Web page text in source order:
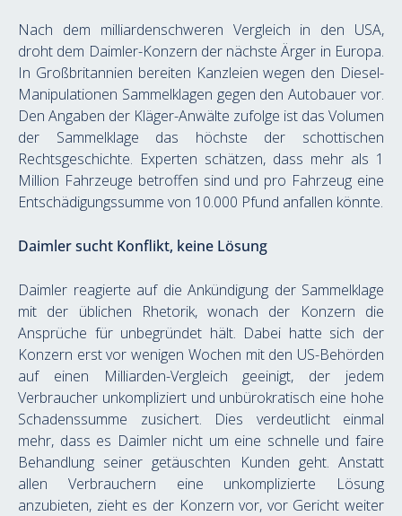
Nach dem milliardenschweren Vergleich in den USA,
droht dem Daimler-Konzern der nächste Ärger in Europa.
In Großbritannien bereiten Kanzleien wegen den Diesel-
Manipulationen Sammelklagen gegen den Autobauer vor.
Den Angaben der Kläger-Anwälte zufolge ist das Volumen
der Sammelklage das höchste der schottischen
Rechtsgeschichte. Experten schätzen, dass mehr als 1
Million Fahrzeuge betroffen sind und pro Fahrzeug eine
Entschädigungssumme von 10.000 Pfund anfallen könnte.
Daimler sucht Konflikt, keine Lösung
Daimler reagierte auf die Ankündigung der Sammelklage
mit der üblichen Rhetorik, wonach der Konzern die
Ansprüche für unbegründet hält. Dabei hatte sich der
Konzern erst vor wenigen Wochen mit den US-Behörden
auf einen Milliarden-Vergleich geeinigt, der jedem
Verbraucher unkompliziert und unbürokratisch eine hohe
Schadenssumme zusichert. Dies verdeutlicht einmal
mehr, dass es Daimler nicht um eine schnelle und faire
Behandlung seiner getäuschten Kunden geht. Anstatt
allen Verbrauchern eine unkomplizierte Lösung
anzubieten, zieht es der Konzern vor, vor Gericht weiter